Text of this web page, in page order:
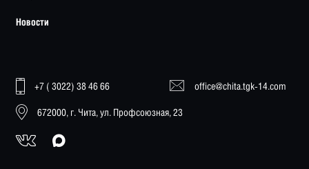
Новости
+7 ( 3022) 38 46 66 office@chita.tgk-14.com
672000, г. Чита, ул. Профсоюзная, 23